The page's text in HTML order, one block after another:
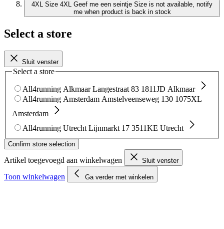
4XL Size 4XL Geef me een seintje Size is not available, notify
me when product is back in stock
Select a store
Sluit venster
Select a store
All4running Alkmaar Langestraat 83 1811JD Alkmaar
All4running Amsterdam Amstelveenseweg 130 1075XL
Amsterdam
All4running Utrecht Lijnmarkt 17 3511KE Utrecht
Confirm store selection
Artikel toegevoegd aan winkelwagen Sluit venster
Toon winkelwagen Ga verder met winkelen